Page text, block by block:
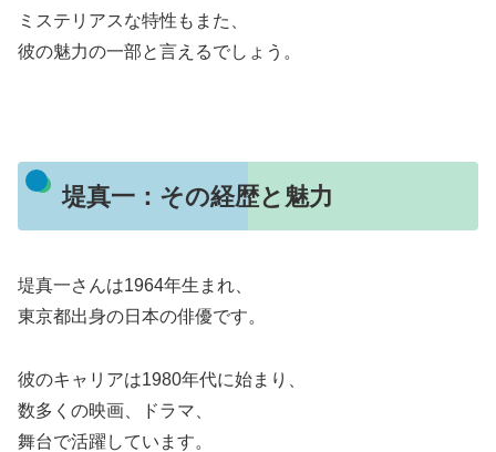
ミステリアスな特性もまた、
彼の魅力の一部と言えるでしょう。
堤真一：その経歴と魅力
堤真一さんは1964年生まれ、
東京都出身の日本の俳優です。
彼のキャリアは1980年代に始まり、
数多くの映画、ドラマ、
舞台で活躍しています。